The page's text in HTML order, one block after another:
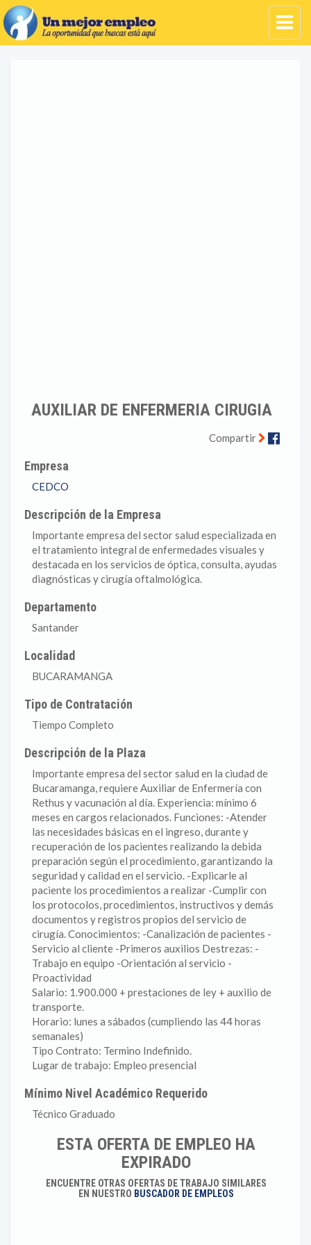
AUXILIAR DE ENFERMERIA CIRUGIA
Compartir
Empresa
CEDCO
Descripción de la Empresa
Importante empresa del sector salud especializada en
el tratamiento integral de enfermedades visuales y
destacada en los servicios de óptica, consulta, ayudas
diagnósticas y cirugía oftalmológica.
Departamento
Santander
Localidad
BUCARAMANGA
Tipo de Contratación
Tiempo Completo
Descripción de la Plaza
Importante empresa del sector salud en la ciudad de
Bucaramanga, requiere Auxiliar de Enfermería con
Rethus y vacunación al día. Experiencia: mínimo 6
meses en cargos relacionados. Funciones: -Atender
las necesidades básicas en el ingreso, durante y
recuperación de los pacientes realizando la debida
preparación según el procedimiento, garantizando la
seguridad y calidad en el servicio. -Explicarle al
paciente los procedimientos a realizar -Cumplir con
los protocolos, procedimientos, instructivos y demás
documentos y registros propios del servicio de
cirugía. Conocimientos: -Canalización de pacientes -
Servicio al cliente -Primeros auxilios Destrezas: -
Trabajo en equipo -Orientación al servicio -
Proactividad
Salario: 1.900.000 + prestaciones de ley + auxilio de
transporte.
Horario: lunes a sábados (cumpliendo las 44 horas
semanales)
Tipo Contrato: Termino Indefinido.
Lugar de trabajo: Empleo presencial
Mínimo Nivel Académico Requerido
Técnico Graduado
ESTA OFERTA DE EMPLEO HA
EXPIRADO
ENCUENTRE OTRAS OFERTAS DE TRABAJO SIMILARES
EN NUESTRO BUSCADOR DE EMPLEOS